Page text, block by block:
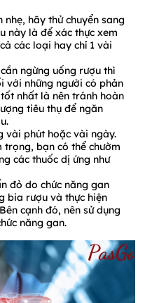
nhẹ, hãy thử chuyển sang
này là để xác thực xem
các loại hay chỉ 1 vài
ngừng uống rượu thì
với những người có phản
nhất là nên tránh hoàn
tiêu thụ để ngăn
vài phút hoặc vài ngày.
trọng, bạn có thể chườm
các thuốc dị ứng như
đỏ do chức năng gan
bia rượu và thực hiện
cạnh đó, nên sử dụng
năng gan.